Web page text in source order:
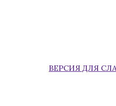
ВЕРСИЯ ДЛЯ